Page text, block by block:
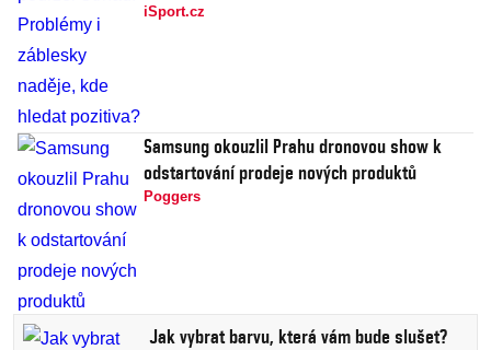
iSport.cz
Samsung okouzlil Prahu dronovou show k
odstartování prodeje nových produktů
Poggers
Jak vybrat barvu, která vám bude slušet?